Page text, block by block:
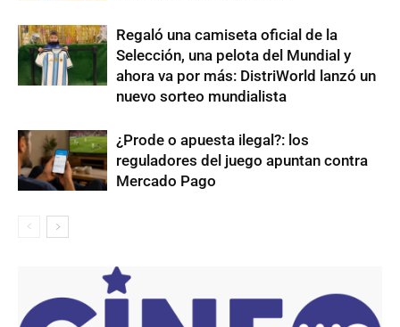
Regaló una camiseta oficial de la
Selección, una pelota del Mundial y
ahora va por más: DistriWorld lanzó un
nuevo sorteo mundialista
¿Prode o apuesta ilegal?: los
reguladores del juego apuntan contra
Mercado Pago